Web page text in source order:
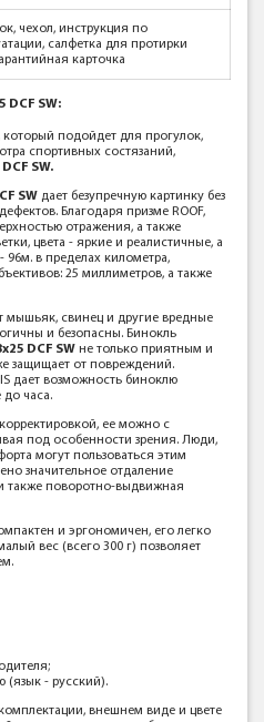
чехол, инструкция по
салфетка для протирки
карточка
DCF SW:
подойдет для прогулок,
спортивных состязаний,
SW.
SW дает безупречную картинку без
Благодаря призме ROOF,
отражения, а также
цвета - яркие и реалистичные, а
96м. в пределах километра,
25 миллиметров, а также
мышьяк, свинец и другие вредные
и безопасны. Бинокль
DCF SW не только приятным и
защищает от повреждений.
дает возможность биноклю
до часа.
ее можно с
под особенности зрения. Люди,
могут пользоваться этим
значительное отдаление
также поворотно-выдвижная
и эргономичен, его легко
вес (всего 300 г) позволяет
(язык - русский).
внешнем виде и цвете